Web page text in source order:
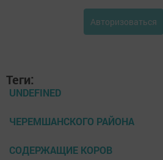
Авторизоваться
Теги:
UNDEFINED
ЧЕРЕМШАНСКОГО РАЙОНА
СОДЕРЖАЩИЕ КОРОВ